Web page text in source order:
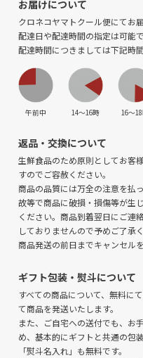
お届けについて
クロネコヤマトクール便にてお
配達日や配達時間の指定は可能で
配達時間につきましては下記時
午前中 14〜16時 16〜
返品・交換について
生鮮食品のため原則としてお客
すのでご容赦ください。
商品の品質には万全の注意を払
故等で商品に破損・損傷等が生
ください。商品到着翌日にご連
しておりませんので予めご了承く
商品発送の前日までキャンセルを
ギフト包装・熨斗について
すべての商品について、無料に
て商品を発送いたします。
また、ご自宅への送付でも、お
め、基本的にギフトと共通の包
「熨斗名入れ」も無料です。